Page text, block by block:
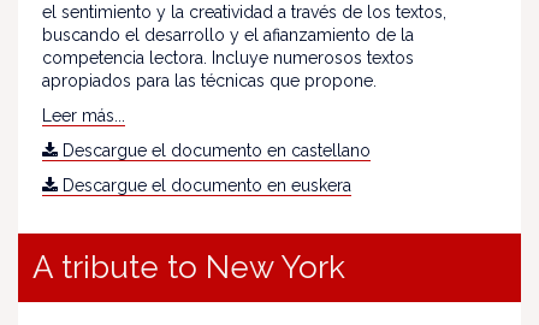
el sentimiento y la creatividad a través de los textos,
buscando el desarrollo y el afianzamiento de la
competencia lectora. Incluye numerosos textos
apropiados para las técnicas que propone.
Leer más...
Descargue el documento en castellano
Descargue el documento en euskera
A tribute to New York